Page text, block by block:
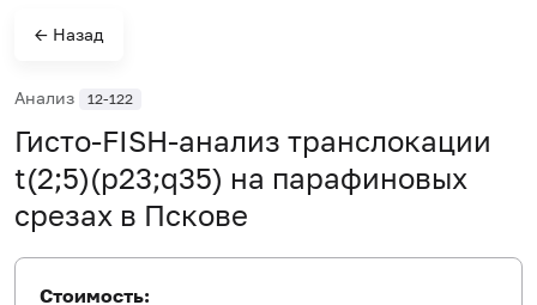
← Назад
Анализ 12-122
Гисто-FISH-анализ транслокации
t(2;5)(p23;q35) на парафиновых
срезах в Пскове
Стоимость: